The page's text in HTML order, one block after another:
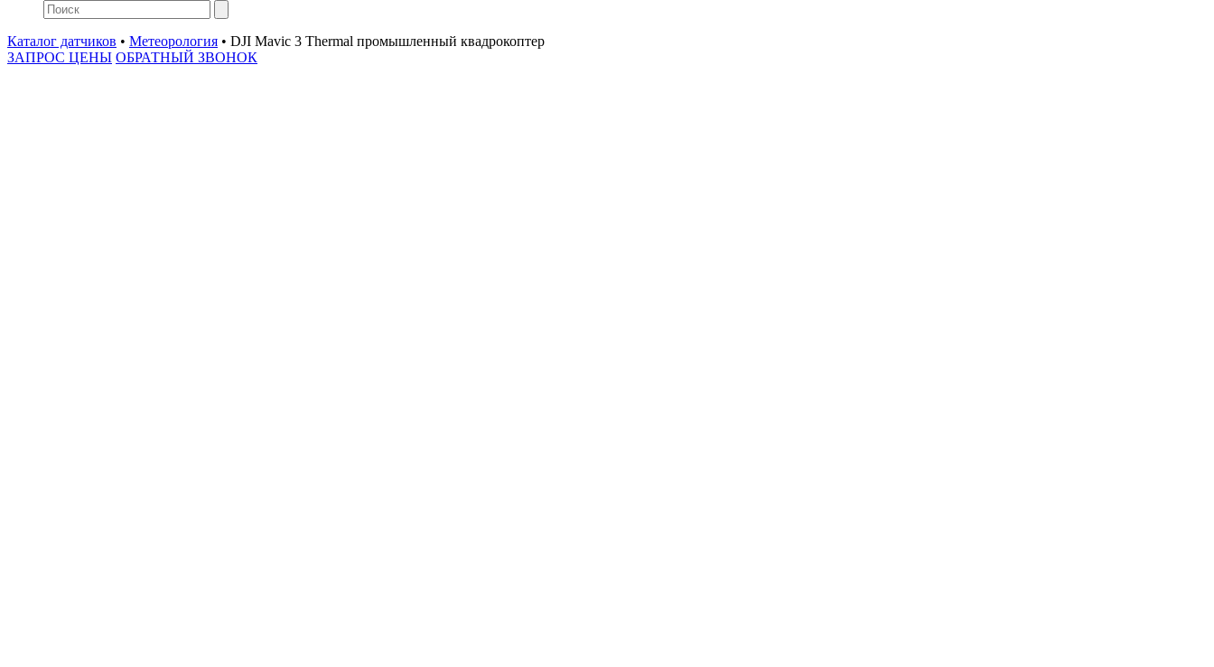
Каталог датчиков • Метеорология • DJI Mavic 3 Thermal промышленный квадрокоптер
ЗАПРОС ЦЕНЫ ОБРАТНЫЙ ЗВОНОК